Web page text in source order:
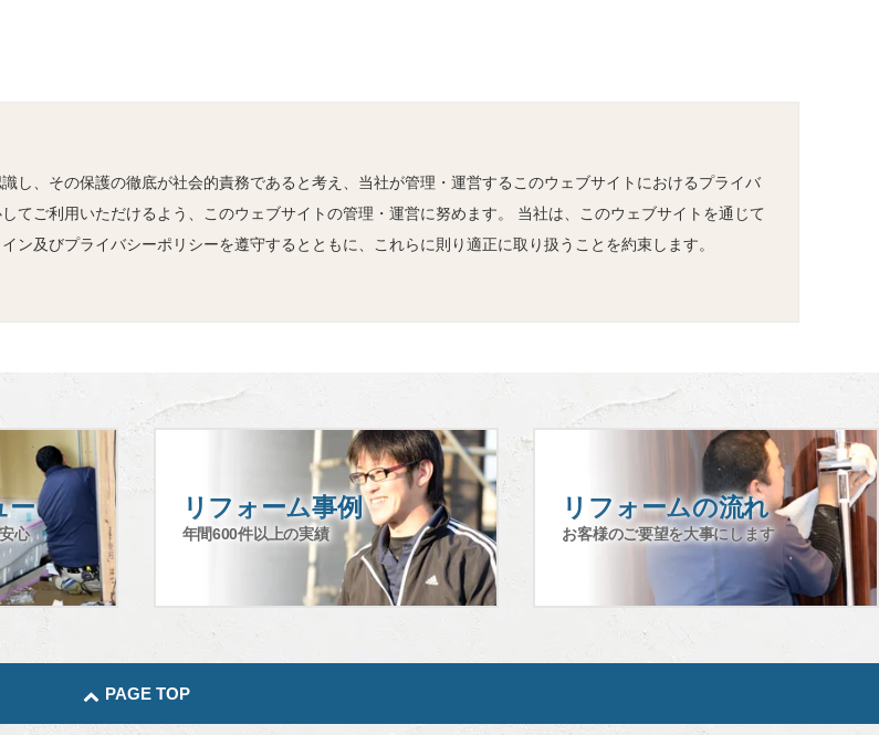
し、その保護の徹底が社会的責務であると考え、当社が管理・運営するこのウェブサイトにおけるプライバ
てご利用いただけるよう、このウェブサイトの管理・運営に努めます。 当社は、このウェブサイトを通じて
及びプライバシーポリシーを遵守するとともに、これらに則り適正に取り扱うことを約束します。
皆様の同意なく利用目的以外には一切利用いたしません。
提供
ー
心
リフォーム事例
年間600件以上の実績
リフォームの流れ
お客様のご要望を大事にします
PAGE TOP